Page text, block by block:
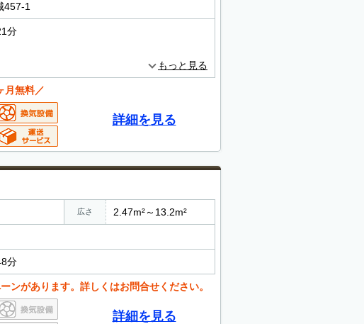
457-1
分
もっと見る
月無料／
詳細を見る
広さ 2.47m²～13.2m²
分
ンがあります。詳しくはお問合せください。
詳細を見る